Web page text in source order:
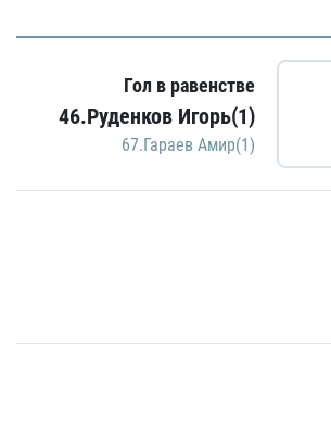
Гол в равенстве
46.Руденков Игорь(1)
67.Гараев Амир(1)